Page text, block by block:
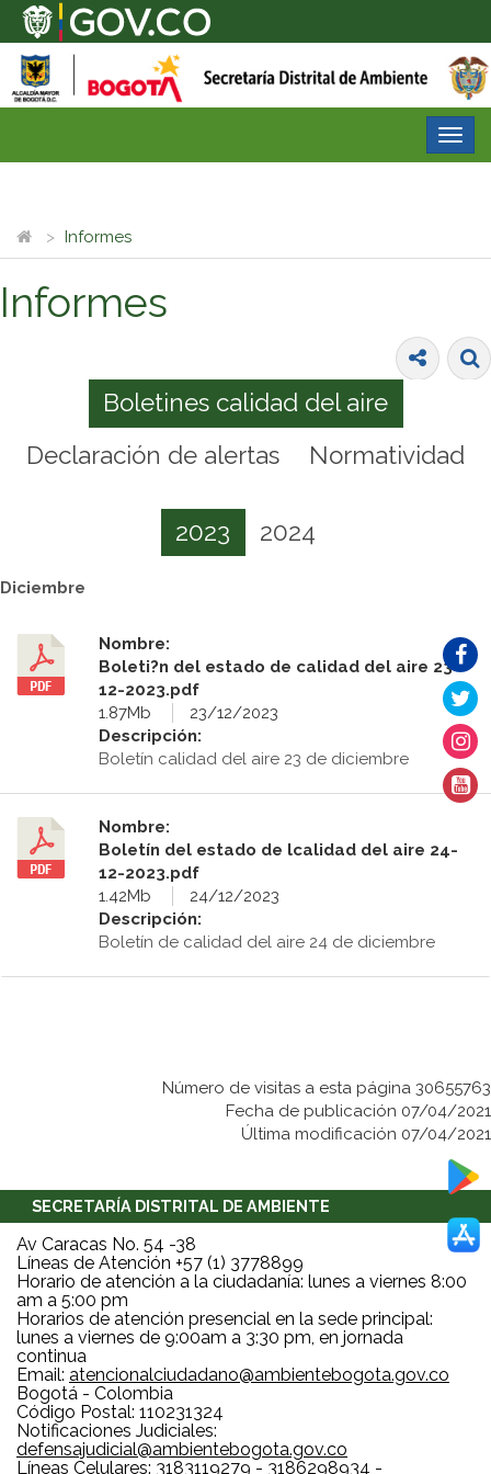
Informes
Informes
Boletines calidad del aire
Declaración de alertas
Normatividad
2023 2024
Diciembre
Nombre:
Boleti?n del estado de calidad del aire 23-
12-2023.pdf
1.87Mb
23/12/2023
Descripción:
Boletín calidad del aire 23 de diciembre
Nombre:
Boletín del estado de lcalidad del aire 24-
12-2023.pdf
1.42Mb
24/12/2023
Descripción:
Boletín de calidad del aire 24 de diciembre
Número de visitas a esta página 30655763
Fecha de publicación 07/04/2021
Última modificación 07/04/2021
SECRETARÍA DISTRITAL DE AMBIENTE
Av Caracas No. 54 -38
Líneas de Atención +57 (1) 3778899
Horario de atención a la ciudadanía: lunes a viernes 8:00
am a 5:00 pm
Horarios de atención presencial en la sede principal:
lunes a viernes de 9:00am a 3:30 pm, en jornada
continua
Email: atencionalciudadano@ambientebogota.gov.co
Bogotá - Colombia
Código Postal: 110231324
Notificaciones Judiciales:
defensajudicial@ambientebogota.gov.co
Líneas Celulares: 3183119279 - 3186298934 -